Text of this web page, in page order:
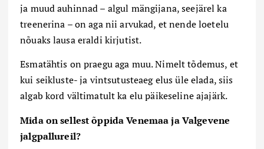
ja muud auhinnad – algul mängijana, seejärel ka
treenerina – on aga nii arvukad, et nende loetelu
nõuaks lausa eraldi kirjutist.
Esmatähtis on praegu aga muu. Nimelt tõdemus, et
kui seikluste- ja vintsutusteaeg elus üle elada, siis
algab kord vältimatult ka elu päikeseline ajajärk.
Mida on sellest õppida Venemaa ja Valgevene
jalgpallureil?